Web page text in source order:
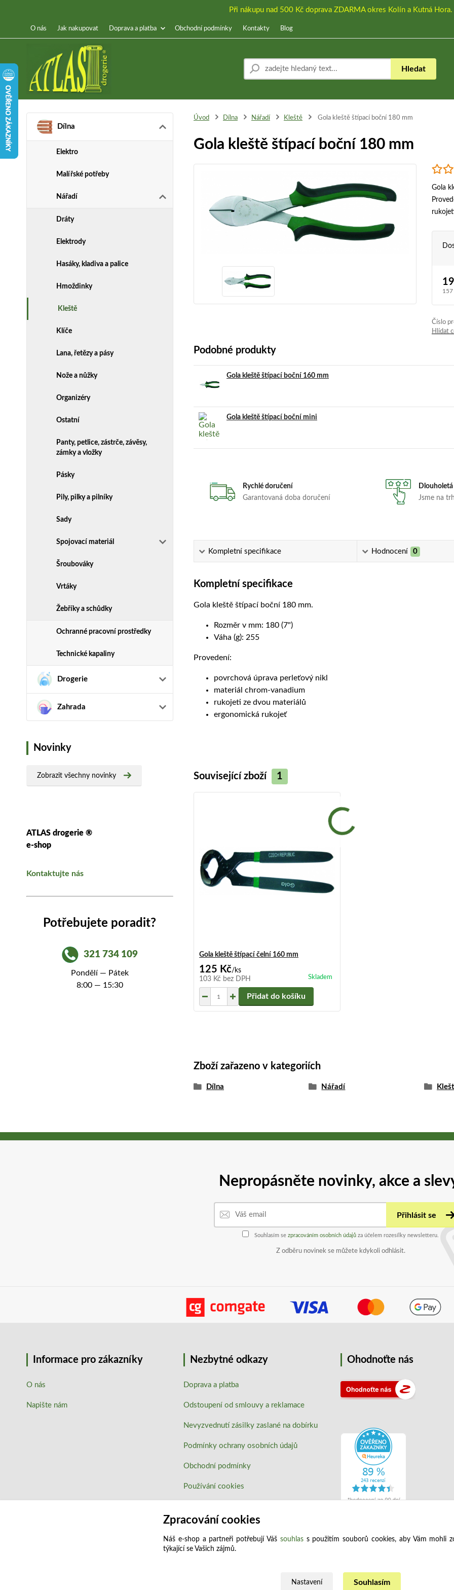
Při nákupu nad 500 Kč doprava ZDARMA okres Kolín a Kutná Hora.
O nás Jak nakupovat Doprava a platba Obchodní podmínky Kontakty Blog
Hledat
Dílna
Elektro
Malířské potřeby
Nářadí
Dráty
Elektrody
Hasáky, kladiva a palice
Hmoždinky
Kleště
Klíče
Lana, řetězy a pásy
Nože a nůžky
Organizéry
Ostatní
Panty, petlice, zástrče, závěsy,
zámky a vložky
Pásky
Pily, pilky a pilníky
Sady
Spojovací materiál
Šroubováky
Vrtáky
Žebříky a schůdky
Ochranné pracovní prostředky
Technické kapaliny
Drogerie
Zahrada
Novinky
Zobrazit všechny novinky
ATLAS drogerie ®
e-shop
Kontaktujte nás
Potřebujete poradit?
321 734 109
Pondělí — Pátek
8:00 — 15:30
Úvod Dílna Nářadí Kleště Gola kleště štípací boční 180 mm
Gola kleště štípací boční 180 mm
Gola
157
Číslo
Hlídat
Podobné produkty
Gola kleště štípací boční 160 mm
Gola kleště štípací boční mini
Rychlé doručení
Garantovaná doba doručení
Jsme na
Kompletní specifikace Hodnocení 0
Kompletní specifikace
Gola kleště štípací boční 180 mm.
Rozměr v mm: 180 (7")
Váha (g): 255
Provedení:
povrchová úprava perleťový nikl
materiál chrom-vanadium
rukojeti ze dvou materiálů
ergonomická rukojeť
Související zboží 1
Gola kleště štípací čelní 160 mm
125 Kč/ ks
103 Kč bez DPH Skladem
Přidat do košíku
Zboží zařazeno v kategoriích
Dílna Nářadí
Nepropásněte novinky, akce a
Přihlásit se
Souhlasím se zpracováním osobních údajů za účelem rozesílky newsletteru.
Z odběru novinek se můžete kdykoli odhlásit.
Informace pro zákazníky
O nás
Napište nám
Nezbytné odkazy
Doprava a platba
Odstoupení od smlouvy a reklamace
Nevyzvednutí zásilky zaslané na dobírku
Podmínky ochrany osobních údajů
Obchodní podmínky
Používání cookies
Ohodnoťte nás
Zpracování cookies
Náš e-shop a partneři potřebují Váš souhlass použitím souborů cookies, aby Vám mohli
týkající se Vašich zájmů.
Nastavení Souhlasím